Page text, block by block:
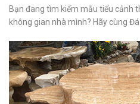
Bạn đang tìm kiếm mẫu tiểu cảnh
không gian nhà mình? Hãy cùng